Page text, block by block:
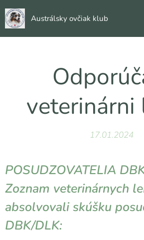
Austrálsky ovčiak klub
veterinárni
17.01.2024
POSUDZOVATELIA
Zoznam veterinárnych
absolvovali skúšku
DBK/DLK: